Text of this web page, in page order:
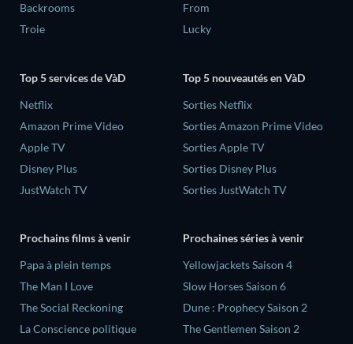
Backrooms
Troie
From
Lucky
Top 5 services de VàD
Netflix
Amazon Prime Video
Apple TV
Disney Plus
JustWatch TV
Top 5 nouveautés en VàD
Sorties Netflix
Sorties Amazon Prime Video
Sorties Apple TV
Sorties Disney Plus
Sorties JustWatch TV
Prochains films à venir
‎Papa à plein temps
The Man I Love
The Social Reckoning
La Conscience politique
Prochaines séries à venir
Yellowjackets Saison 4
Slow Horses Saison 6
Dune : Prophecy Saison 2
The Gentlemen Saison 2